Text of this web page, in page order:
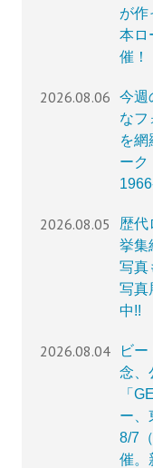
が作
本ロ
催！
2026.08.06
今
なフ
を網
ーク
2026.08.05
歴代
挙
写
写真
中!!
2026.08.04
ビ
念、
「
ー、
8/7
催。